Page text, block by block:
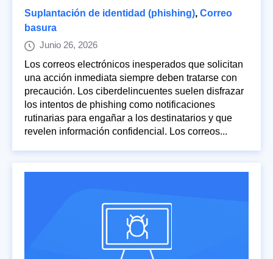
Suplantación de identidad (phishing), Correo
basura
Junio 26, 2026
Los correos electrónicos inesperados que solicitan
una acción inmediata siempre deben tratarse con
precaución. Los ciberdelincuentes suelen disfrazar
los intentos de phishing como notificaciones
rutinarias para engañar a los destinatarios y que
revelen información confidencial. Los correos...